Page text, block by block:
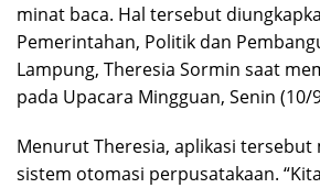
minat baca. Hal tersebut
Pemerintahan, Politik dan
Lampung, Theresia Sormin saat
pada Upacara Mingguan, Senin (10/
Menurut Theresia, aplikasi tersebut
sistem otomasi perpusatakaan.